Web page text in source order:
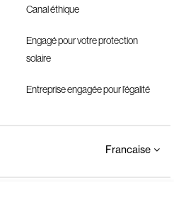
Canal éthique
Engagé pour votre protection
solaire
Entreprise engagée pour l’égalité
Francaise